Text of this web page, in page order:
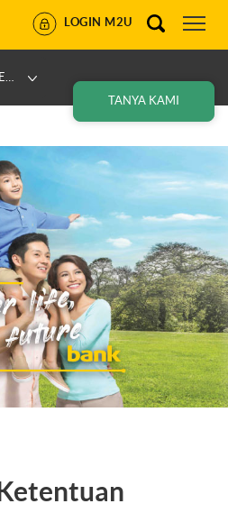
LOGIN M2U
SYARAT & KETENTUAN
TANYA KAMI